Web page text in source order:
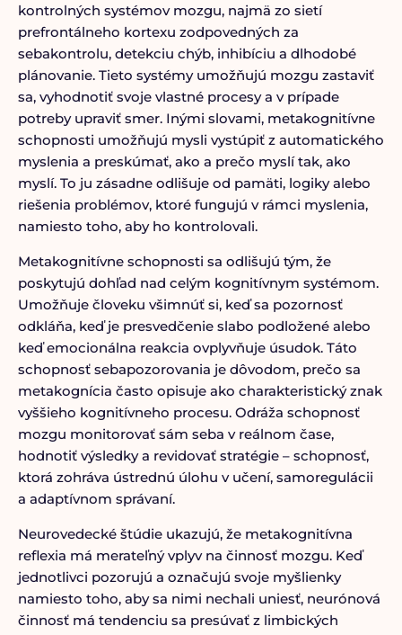
kontrolných systémov mozgu, najmä zo sietí
prefrontálneho kortexu zodpovedných za
sebakontrolu, detekciu chýb, inhibíciu a dlhodobé
plánovanie. Tieto systémy umožňujú mozgu zastaviť
sa, vyhodnotiť svoje vlastné procesy a v prípade
potreby upraviť smer. Inými slovami, metakognitívne
schopnosti umožňujú mysli vystúpiť z automatického
myslenia a preskúmať, ako a prečo myslí tak, ako
myslí. To ju zásadne odlišuje od pamäti, logiky alebo
riešenia problémov, ktoré fungujú v rámci myslenia,
namiesto toho, aby ho kontrolovali.
Metakognitívne schopnosti sa odlišujú tým, že
poskytujú dohľad nad celým kognitívnym systémom.
Umožňuje človeku všimnúť si, keď sa pozornosť
odkláňa, keď je presvedčenie slabo podložené alebo
keď emocionálna reakcia ovplyvňuje úsudok. Táto
schopnosť sebapozorovania je dôvodom, prečo sa
metakognícia často opisuje ako charakteristický znak
vyššieho kognitívneho procesu. Odráža schopnosť
mozgu monitorovať sám seba v reálnom čase,
hodnotiť výsledky a revidovať stratégie – schopnosť,
ktorá zohráva ústrednú úlohu v učení, samoregulácii
a adaptívnom správaní.
Neurovedecké štúdie ukazujú, že metakognitívna
reflexia má merateľný vplyv na činnosť mozgu. Keď
jednotlivci pozorujú a označujú svoje myšlienky
namiesto toho, aby sa nimi nechali uniesť, neurónová
činnosť má tendenciu sa presúvať z limbických